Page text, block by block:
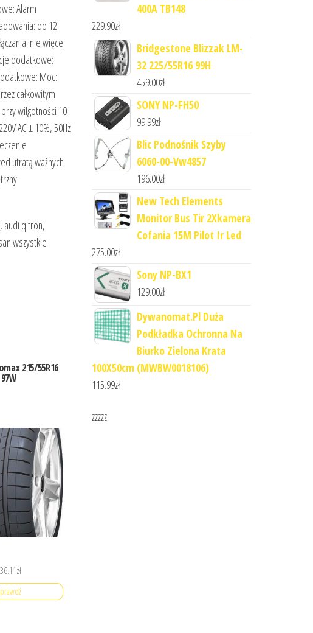
Alarm
do 12
nie więcej
dodatkowe:
Moc:
całkowitym
wilgotności 10
AC ± 10%, 50Hz
utratą ważnych
audi q tron,
wszystkie
215/55R16
97W
zł
400A TB148
229.90zł
Bridgestone Blizzak LM-
32 225/55R16 99H
459.00zł
SONY NP-FH50
99.99zł
Blic Podnośnik Szyby
6060-00-Vw4857
196.00zł
New Tech Elements
Monitor Bus Tir 2Xkamera
Cofania 15M Pilot Ir Led
275.00zł
Sony NP-BX1
129.00zł
Dywanomat.Pl Duża
Podkładka Ochronna Na
Biurko Zielona Krata
100X50cm (MWBW0018106)
115.99zł
zzzzz